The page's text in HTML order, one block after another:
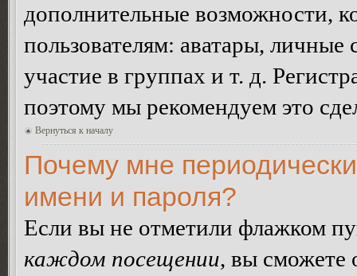
дополнительные возможности,
пользователям: аватары,
участие в группах и т. д.
поэтому мы рекомендуем это
Вернуться к началу
Почему мне
имени и пароля?
Если вы не отметили флажком
каждом посещении, вы сможете